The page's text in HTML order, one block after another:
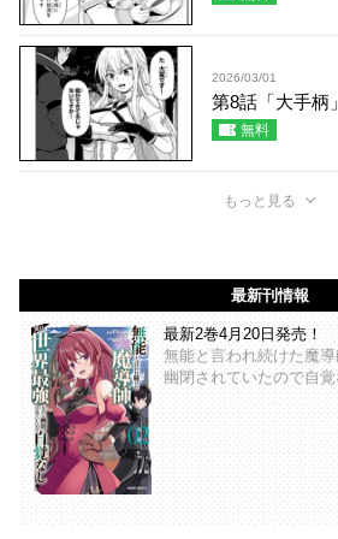
2026/03/01
第8話「大手柄
無料
もっと見る
最新刊情報
最新2巻4月20日発売！
無能と言われ続けた魔
幽閉されていたので自